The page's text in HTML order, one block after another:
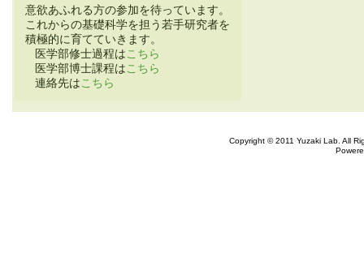
意欲あふれる方の参加を待っています。
これからの基礎科学を担う若手研究者を
積極的に育てていきます。
医学部修士過程は こちら
医学部博士課程は こちら
連絡先は こちら
Copyright © 2011 Yuzaki Lab. All